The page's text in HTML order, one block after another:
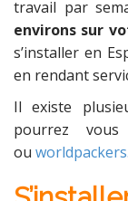
travail par
environs sur
s’installer en
en rendant
Il existe
pourrez
ou